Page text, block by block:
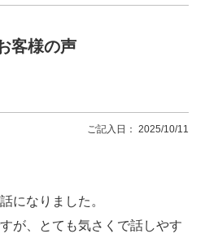
客様の声
ご記入日： 2025/10/11
になりました。
が、とても気さくで話しやす